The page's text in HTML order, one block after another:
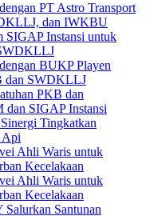
PT Astro Transport
dan IWKBU
SIGAP Instansi untuk
BUKP Playen
dan SWDKLLJ
PKB dan
SIGAP Instansi
Tingkatkan
Api
Ahli Waris untuk
Kecelakaan
Ahli Waris untuk
Kecelakaan
Salurkan Santunan